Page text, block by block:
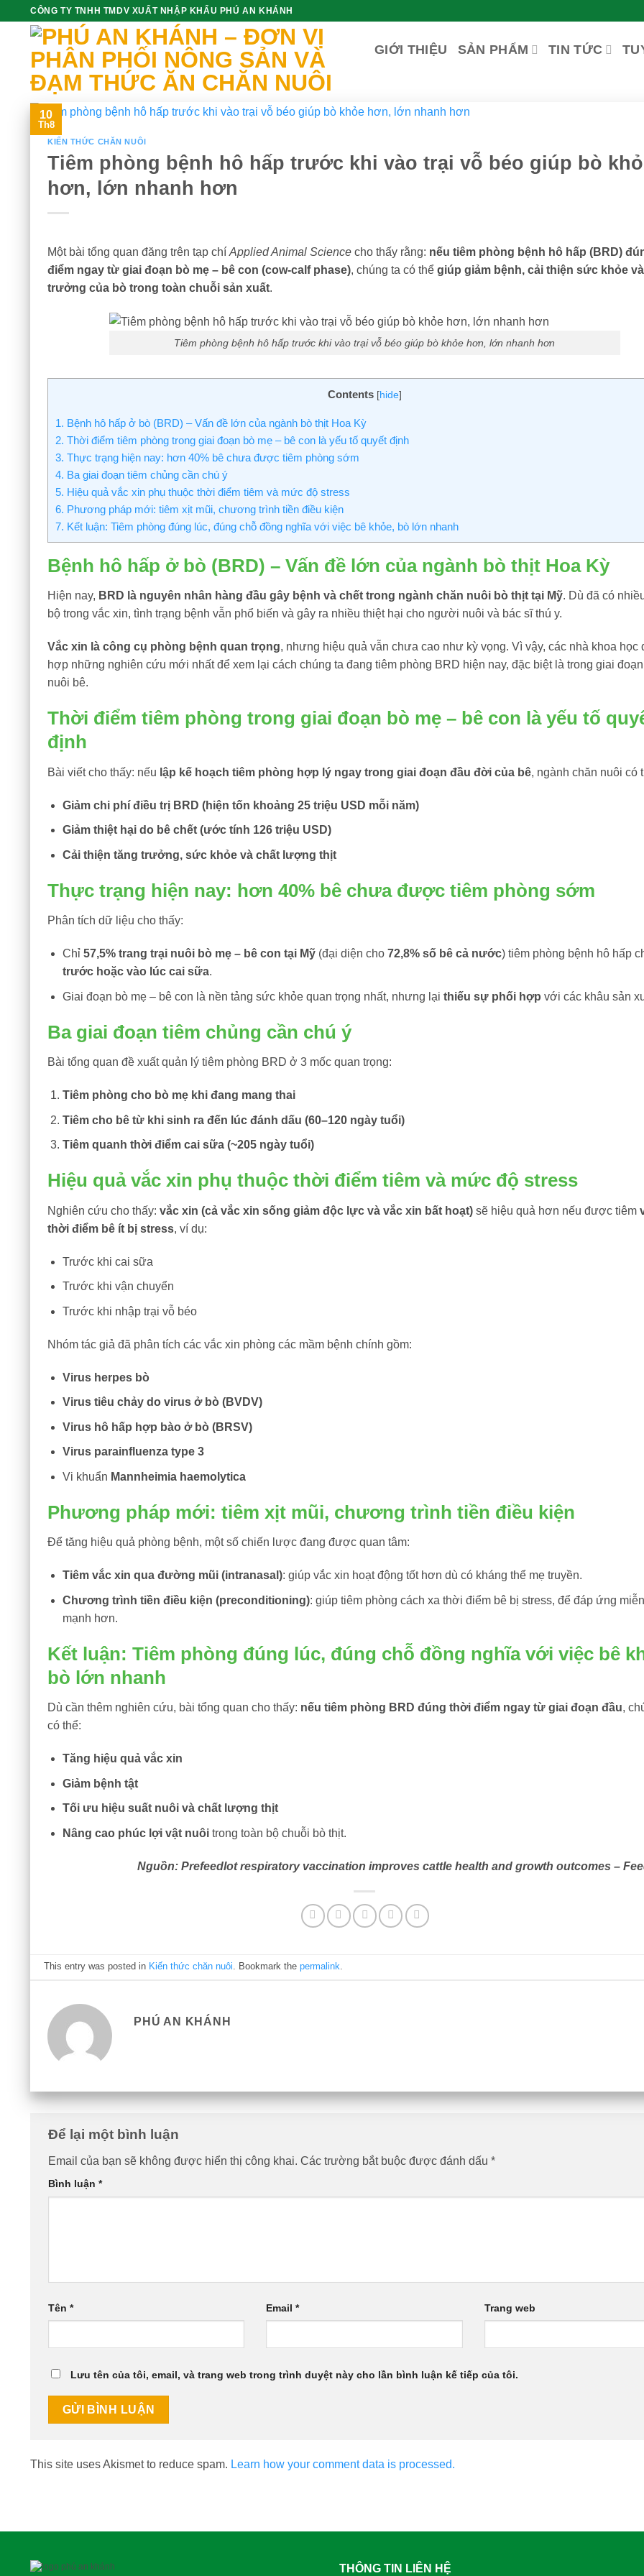
CÔNG TY TNHH TMDV XUẤT NHẬP KHẨU PHÚ AN KHÁNH
GIỚI THIỆU SẢN PHẨM TIN TỨC
10
Th8
KIẾN THỨC CHĂN NUÔI
Tiêm phòng bệnh hô hấp trước khi vào trại vỗ béo giúp bò
hơn, lớn nhanh hơn
Một bài tổng quan đăng trên tạp chí Applied Animal Science cho thấy rằng: nếu tiêm phòng bệnh hô hấp (BRD)
điểm ngay từ giai đoạn bò mẹ – bê con (cow-calf phase), chúng ta có thể giúp giảm bệnh, cải thiện sức khỏe
trưởng của bò trong toàn chuỗi sản xuất.
Tiêm phòng bệnh hô hấp trước khi vào trại vỗ béo giúp bò khỏe hơn, lớn nhanh hơn
Contents [hide]
1. Bệnh hô hấp ở bò (BRD) – Vấn đề lớn của ngành bò thịt Hoa Kỳ
2. Thời điểm tiêm phòng trong giai đoạn bò mẹ – bê con là yếu tố quyết định
3. Thực trạng hiện nay: hơn 40% bê chưa được tiêm phòng sớm
4. Ba giai đoạn tiêm chủng cần chú ý
5. Hiệu quả vắc xin phụ thuộc thời điểm tiêm và mức độ stress
6. Phương pháp mới: tiêm xịt mũi, chương trình tiền điều kiện
7. Kết luận: Tiêm phòng đúng lúc, đúng chỗ đồng nghĩa với việc bê khỏe, bò lớn nhanh
Bệnh hô hấp ở bò (BRD) – Vấn đề lớn của ngành bò thịt Hoa Kỳ
Hiện nay, BRD là nguyên nhân hàng đầu gây bệnh và chết trong ngành chăn nuôi bò thịt tại Mỹ. Dù đã có
bộ trong vắc xin, tình trạng bệnh vẫn phổ biến và gây ra nhiều thiệt hại cho người nuôi và bác sĩ thú y.
Vắc xin là công cụ phòng bệnh quan trọng, nhưng hiệu quả vẫn chưa cao như kỳ vọng. Vì vậy, các nhà khoa học
hợp những nghiên cứu mới nhất để xem lại cách chúng ta đang tiêm phòng BRD hiện nay, đặc biệt là trong giai
nuôi bê.
Thời điểm tiêm phòng trong giai đoạn bò mẹ – bê con là yếu tố
định
Bài viết cho thấy: nếu lập kế hoạch tiêm phòng hợp lý ngay trong giai đoạn đầu đời của bê, ngành chăn nuôi có
Giảm chi phí điều trị BRD (hiện tốn khoảng 25 triệu USD mỗi năm)
Giảm thiệt hại do bê chết (ước tính 126 triệu USD)
Cải thiện tăng trưởng, sức khỏe và chất lượng thịt
Thực trạng hiện nay: hơn 40% bê chưa được tiêm phòng sớm
Phân tích dữ liệu cho thấy:
Chỉ 57,5% trang trại nuôi bò mẹ – bê con tại Mỹ(đại diện cho 72,8% số bê cả nước) tiêm phòng bệnh hô hấp
trước hoặc vào lúc cai sữa.
Giai đoạn bò mẹ – bê con là nền tảng sức khỏe quan trọng nhất, nhưng lại thiếu sự phối hợp với các khâu sản
Ba giai đoạn tiêm chủng cần chú ý
Bài tổng quan đề xuất quản lý tiêm phòng BRD ở 3 mốc quan trọng:
Tiêm phòng cho bò mẹ khi đang mang thai
Tiêm cho bê từ khi sinh ra đến lúc đánh dấu (60–120 ngày tuổi)
Tiêm quanh thời điểm cai sữa (~205 ngày tuổi)
Hiệu quả vắc xin phụ thuộc thời điểm tiêm và mức độ stress
Nghiên cứu cho thấy: vắc xin (cả vắc xin sống giảm độc lực và vắc xin bất hoạt) sẽ hiệu quả hơn nếu được tiêm
thời điểm bê ít bị stress, ví dụ:
Trước khi cai sữa
Trước khi vận chuyển
Trước khi nhập trại vỗ béo
Nhóm tác giả đã phân tích các vắc xin phòng các mầm bệnh chính gồm:
Virus herpes bò
Virus tiêu chảy do virus ở bò (BVDV)
Virus hô hấp hợp bào ở bò (BRSV)
Virus parainfluenza type 3
Vi khuẩn Mannheimia haemolytica
Phương pháp mới: tiêm xịt mũi, chương trình tiền điều kiện
Để tăng hiệu quả phòng bệnh, một số chiến lược đang được quan tâm:
Tiêm vắc xin qua đường mũi (intranasal): giúp vắc xin hoạt động tốt hơn dù có kháng thể mẹ truyền.
Chương trình tiền điều kiện (preconditioning): giúp tiêm phòng cách xa thời điểm bê bị stress, để đáp ứng
mạnh hơn.
Kết luận: Tiêm phòng đúng lúc, đúng chỗ đồng nghĩa với việc bê
bò lớn nhanh
Dù cần thêm nghiên cứu, bài tổng quan cho thấy: nếu tiêm phòng BRD đúng thời điểm ngay từ giai đoạn đầu,
có thể:
Tăng hiệu quả vắc xin
Giảm bệnh tật
Tối ưu hiệu suất nuôi và chất lượng thịt
Nâng cao phúc lợi vật nuôitrong toàn bộ chuỗi bò thịt.
Nguồn: Prefeedlot respiratory vaccination improves cattle health and growth outcomes –
This entry was posted in Kiến thức chăn nuôi. Bookmark thepermalink.
PHÚ AN KHÁNH
Để lại một bình luận
Email của bạn sẽ không được hiển thị công khai. Các trường bắt buộc được đánh dấu *
Bình luận *
Tên * Email* Trang web
Lưu tên của tôi, email, và trang web trong trình duyệt này cho lần bình luận kế tiếp của tôi.
This site uses Akismet to reduce spam. Learn how your comment data is processed.
THÔNG TIN LIÊN HỆ